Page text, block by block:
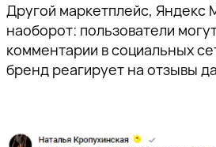
Другой маркетплейс, Яндекс
наоборот: пользователи
комментарии в социальных
бренд реагирует на отзывы